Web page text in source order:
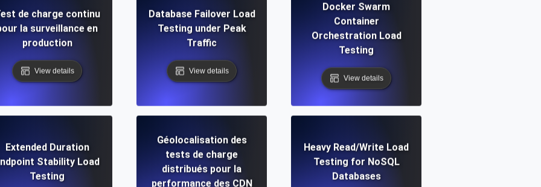
de charge continu
la surveillance en
production
View details
Database Failover Load
Testing under Peak
Traffic
View details
Docker Swarm
Container
Orchestration Load
Testing
View details
Extended Duration
Stability Load
Testing
Géolocalisation des
tests de charge
distribués pour la
performance des CDN
Heavy Read/Write Load
Testing for NoSQL
Databases